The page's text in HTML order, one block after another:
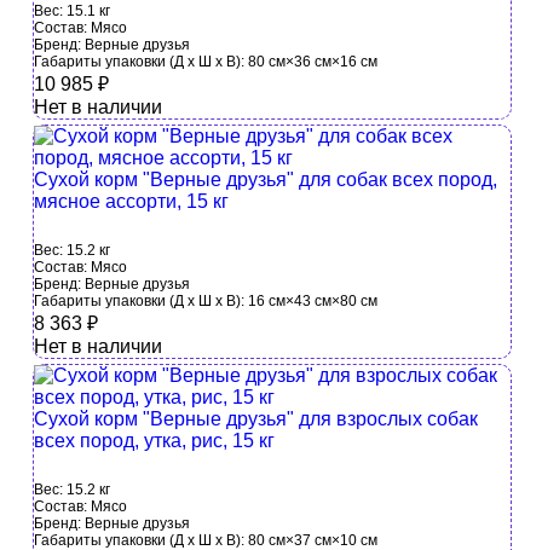
Вес: 15.1 кг
Состав: Мясо
Бренд: Верные друзья
Габариты упаковки (Д х Ш х В):80 см×36 см×16 см
10 985₽
Нет в наличии
Сухой корм "Верные друзья" для собак всех пород,
мясное ассорти, 15 кг
Вес: 15.2 кг
Состав: Мясо
Бренд: Верные друзья
Габариты упаковки (Д х Ш х В): 16 см×43 см×80 см
8 363₽
Нет в наличии
Сухой корм "Верные друзья" для взрослых собак
всех пород, утка, рис, 15 кг
Вес: 15.2 кг
Состав: Мясо
Бренд: Верные друзья
Габариты упаковки (Д х Ш х В):80 см×37 см×10 см